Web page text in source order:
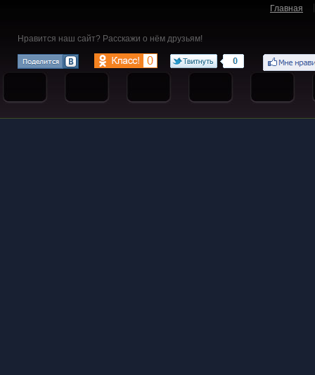
Главная
Нравится наш сайт? Расскажи о нём друзьям!